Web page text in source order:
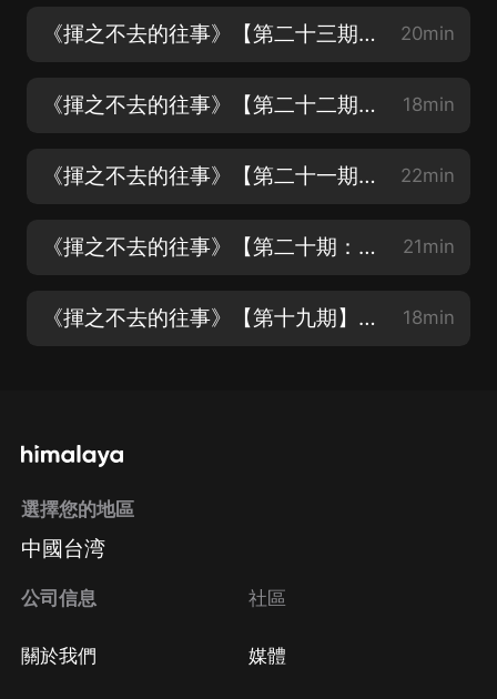
《揮之不去的往事》【第二十三期——星爺不新，喜劇再來】主播：銘軒 20min
《揮之不去的往事》【第二十二期——一個人】主播：銘軒 18min
《揮之不去的往事》【第二十一期——聽，音樂在耳邊】主播：銘軒&柒夏 22min
《揮之不去的往事》【第二十期：一起來唱K】主播：柒夏 21min
《揮之不去的往事》【第十九期】主播：柒夏 18min
選擇您的地區
中國台湾
公司信息
關於我們
社區
媒體